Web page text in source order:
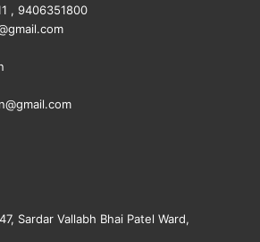
, 9406351800
Sardar Vallabh Bhai Patel Ward,